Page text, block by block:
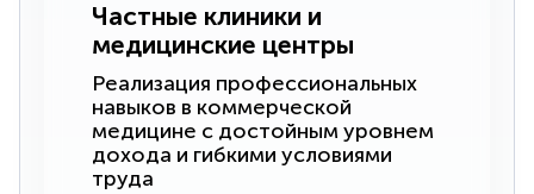
Частные клиники и
медицинские центры
Реализация профессиональных
навыков в коммерческой
медицине с достойным уровнем
дохода и гибкими условиями
труда